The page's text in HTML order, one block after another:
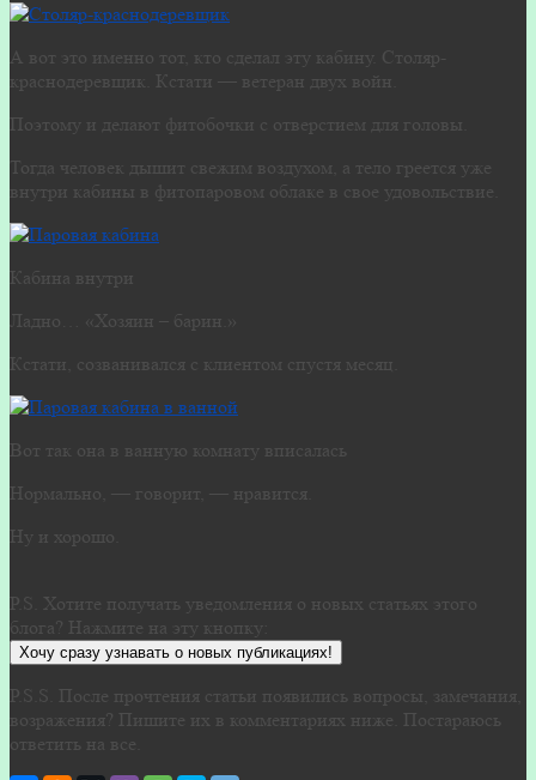
А вот это именно тот, кто сделал эту кабину. Столяр-
краснодеревщик. Кстати — ветеран двух войн.
Поэтому и делают фитобочки с отверстием для головы.
Тогда человек дышит свежим воздухом, а тело греется уже
внутри кабины в фитопаровом облаке в свое удовольствие.
Кабина внутри
Ладно… «Хозяин – барин.»
Кстати, созванивался с клиентом спустя месяц.
Вот так она в ванную комнату вписалась
Нормально, — говорит, — нравится.
Ну и хорошо.
P.S. Хотите получать уведомления о новых статьях этого
блога? Нажмите на эту кнопку:
Хочу сразу узнавать о новых публикациях!
P.S.S. После прочтения статьи появились вопросы, замечания,
возражения? Пишите их в комментариях ниже. Постараюсь
ответить на все.